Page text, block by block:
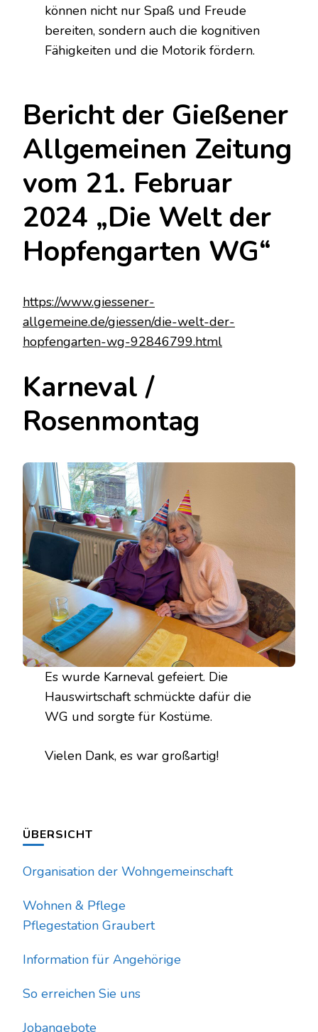
können nicht nur Spaß und Freude
bereiten, sondern auch die kognitiven
Fähigkeiten und die Motorik fördern.
Bericht der Gießener
Allgemeinen Zeitung
vom 21. Februar
2024 „Die Welt der
Hopfengarten WG“
https://www.giessener-
allgemeine.de/giessen/die-welt-der-
hopfengarten-wg-92846799.html
Karneval /
Rosenmontag
Es wurde Karneval gefeiert. Die
Hauswirtschaft schmückte dafür die
WG und sorgte für Kostüme.
Vielen Dank, es war großartig!
ÜBERSICHT
Organisation der Wohngemeinschaft
Wohnen & Pflege
Pflegestation Graubert
Information für Angehörige
So erreichen Sie uns
Jobangebote